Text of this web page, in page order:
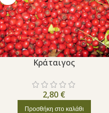
Κράταιγος
2,80 €
Προσθήκη στο καλάθι